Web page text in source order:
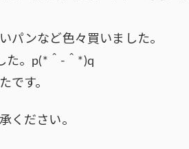
パンなど色々買いました。
た。p(*＾-＾*)q
です。
ください。